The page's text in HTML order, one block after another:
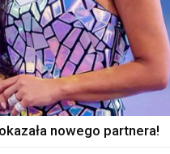
nowego partnera!